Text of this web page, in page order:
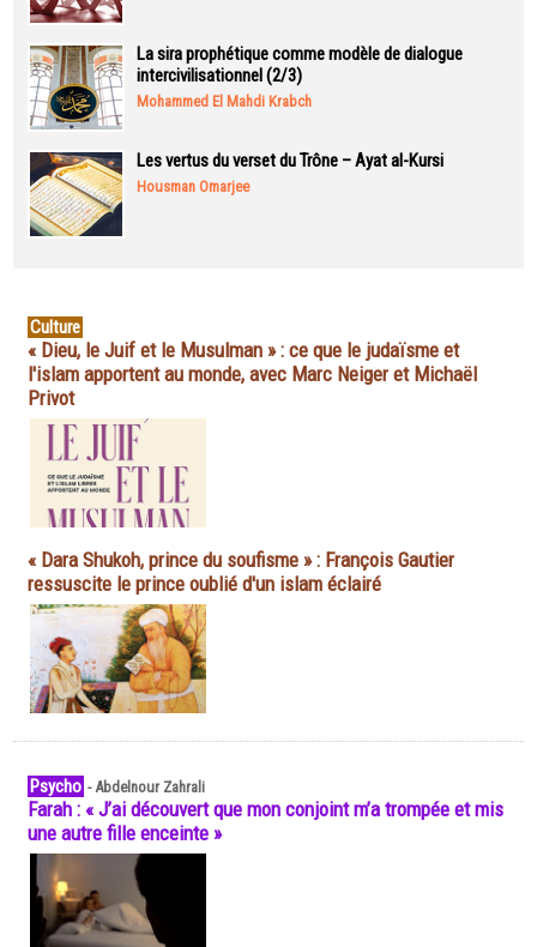
La sira prophétique comme modèle de dialogue
intercivilisationnel (2/3)
Mohammed El Mahdi Krabch
Les vertus du verset du Trône – Ayat al-Kursi
Housman Omarjee
Culture
« Dieu, le Juif et le Musulman » : ce que le judaïsme et
l'islam apportent au monde, avec Marc Neiger et Michaël
Privot
« Dara Shukoh, prince du soufisme » : François Gautier
ressuscite le prince oublié d'un islam éclairé
Psycho -Abdelnour Zahrali
Farah : « J’ai découvert que mon conjoint m’a trompée et mis
une autre fille enceinte »